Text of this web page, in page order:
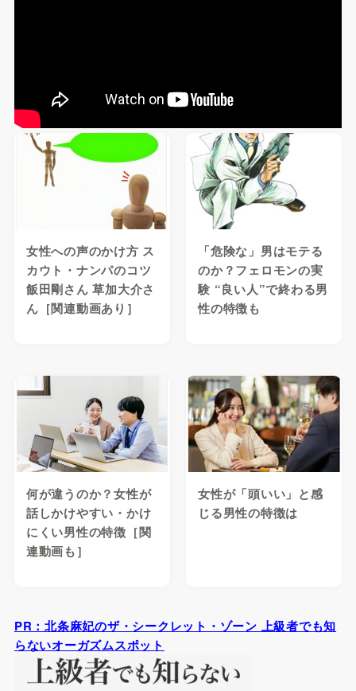
女性への声のかけ方 ス
カウト・ナンパのコツ
飯田剛さん 草加大介さ
ん［関連動画あり］
「危険な」男はモテる
のか？フェロモンの実
験 “良い人”で終わる男
性の特徴も
何が違うのか？女性が
話しかけやすい・かけ
にくい男性の特徴［関
連動画も］
女性が「頭いい」と感
じる男性の特徴は
PR：北条麻妃のザ・シークレット・ゾーン 上級者でも知
らないオーガズムスポット